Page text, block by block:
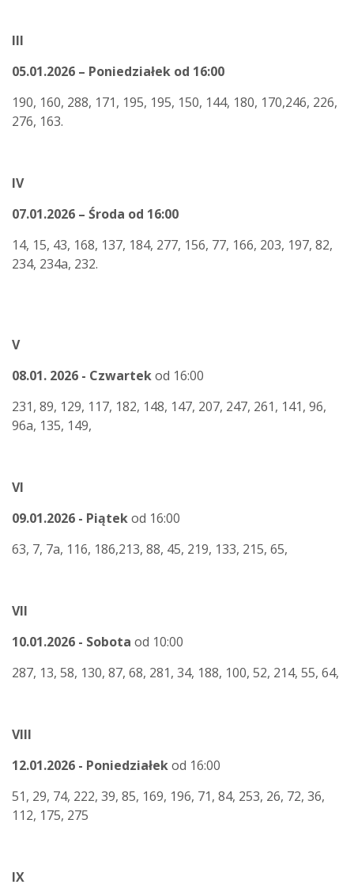
III
05.01.2026 – Poniedziałek od 16:00
190, 160, 288, 171, 195, 195, 150, 144, 180, 170,246, 226,
276, 163.
IV
07.01.2026 – Środa od 16:00
14, 15, 43, 168, 137, 184, 277, 156, 77, 166, 203, 197, 82,
234, 234a, 232.
V
08.01. 2026 - Czwartekod 16:00
231, 89, 129, 117, 182, 148, 147, 207, 247, 261, 141, 96,
96a, 135, 149,
VI
09.01.2026 - Piątekod 16:00
63, 7, 7a, 116, 186,213, 88, 45, 219, 133, 215, 65,
VII
10.01.2026 - Sobota od 10:00
287, 13, 58, 130, 87, 68, 281, 34, 188, 100, 52, 214, 55, 64,
VIII
12.01.2026 - Poniedziałekod 16:00
51, 29, 74, 222, 39, 85, 169, 196, 71, 84, 253, 26, 72, 36,
112, 175, 275
IX